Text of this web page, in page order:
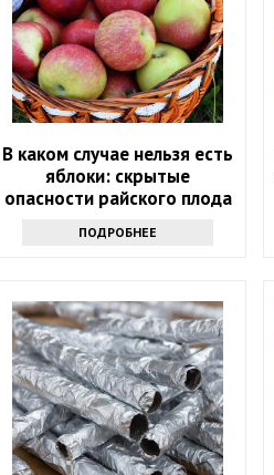
В каком случае нельзя есть
яблоки: скрытые
опасности райского плода
ПОДРОБНЕЕ